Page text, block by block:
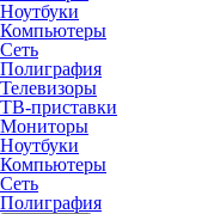
Ноутбуки
Компьютеры
Сеть
Полиграфия
Телевизоры
ТВ-приставки
Мониторы
Ноутбуки
Компьютеры
Сеть
Полиграфия